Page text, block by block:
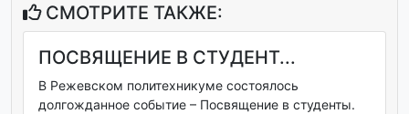
СМОТРИТЕ ТАКЖЕ:
ПОСВЯЩЕНИЕ В СТУДЕНТ...
В Режевском политехникуме состоялось
долгожданное событие – Посвящение в студенты.